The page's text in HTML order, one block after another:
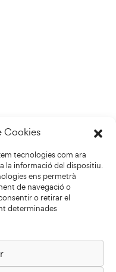
Cookies
tecnologies com ara
la informació del dispositiu.
ens permetrà
de navegació o
o retirar el
determinades